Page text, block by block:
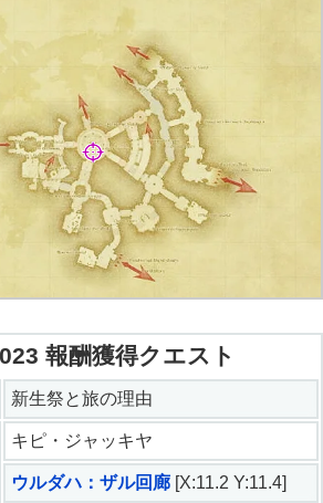
報酬獲得クエスト
新生祭と旅の理由
キピ・ジャッキヤ
ウルダハ：ザル回廊 [X:11.2 Y:11.4]